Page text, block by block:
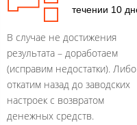
течении 10
В случае не достижения
результата – доработаем
(исправим недостатки). Либо
откатим назад до заводских
настроек с возвратом
денежных средств.